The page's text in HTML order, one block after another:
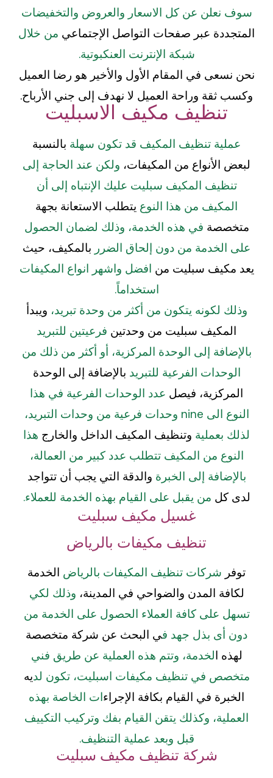
سوف نعلن عن كل الاسعار والعروض والتخفيضات
المتجددة عبر صفحات التواصل الإجتماعي من خلال
شبكة الإنترنت العنكبوتية.
نحن نسعى في المقام الأول والأخير هو رضا العميل
وكسب ثقة وراحة العميل لا نهدف إلى جني الأرباح.
تنظيف مكيف الاسبليت
عملية تنظيف المكيف قد تكون سهلة بالنسبة
لبعض الأنواع من المكيفات، ولكن عند الحاجة إلى
تنظيف المكيف سبليت عليك الإنتباه إلى أن
المكيف من هذا النوع يتطلب الاستعانة بجهة
متخصصة في هذه الخدمة، وذلك لضمان الحصول
على الخدمة من دون إلحاق الضرر بالمكيف، حيث
يعد مكيف سبليت من افضل واشهر انواع المكيفات
استخداماً.
وذلك لكونه يتكون من أكثر من وحدة تبريد، ويبدأ
المكيف سبليت من وحدتين فرعيتين للتبريد
بالإضافة إلى الوحدة المركزية، أو أكثر من ذلك من
الوحدات الفرعية للتبريد بالإضافة إلى الوحدة
المركزية، فيصل عدد الوحدات الفرعية في هذا
النوع الى nine وحدات فرعية من وحدات التبريد،
لذلك بعملية وتنظيف المكيف الداخل والخارج هذا
النوع من المكيف تتطلب عدد كبير من العمالة،
بالإضافة إلى الخبرة والدقة التي يجب أن تتواجد
لدى كل من يقبل على القيام بهذه الخدمة للعملاء.
غسيل مكيف سبليت
تنظيف مكيفات بالرياض
توفر شركات تنظيف المكيفات بالرياض الخدمة
لكافة المدن والضواحي في المدينة، وذلك لكي
تسهل على كافة العملاء الحصول على الخدمة من
دون أى بذل جهد في البحث عن شركة متخصصة
لهذه الخدمة، وتتم هذه العملية عن طريق فني
متخصص في تنظيف مكيفات اسبليت، تكون لديه
الخبرة في القيام بكافة الإجراءات الخاصة بهذه
العملية، وكذلك يتقن القيام بفك وتركيب التكييف
قبل وبعد عملية التنظيف.
شركة تنظيف مكيف سبليت